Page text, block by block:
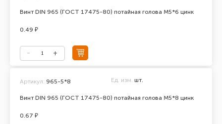
Винт DIN 965 (ГОСТ 17475-80) потайная голова М5*6 цинк
0.49 ₽
Винт DIN 965 (ГОСТ 17475-80) потайная голова М5*8 цинк
Артикул: 965-5*8 Ед. изм. шт.
0.67 ₽